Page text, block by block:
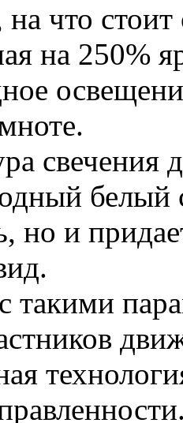
что
на 250%
свечения
белый
но и
такими